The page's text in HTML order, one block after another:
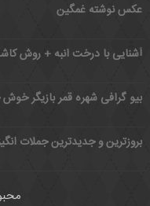
عکس نوشته غمگین
بروزترین و جدیدترین جملات